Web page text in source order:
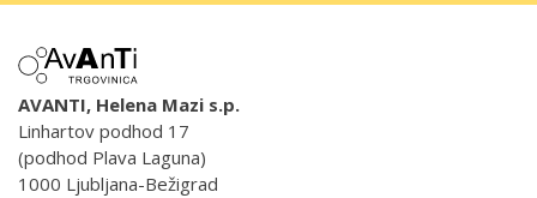
AVANTI, Helena Mazi s.p.
Linhartov podhod 17
(podhod Plava Laguna)
1000 Ljubljana-Bežigrad